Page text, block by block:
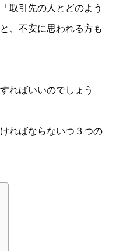
取引先の人とどのよう
、不安に思われる方も
ればいいのでしょう
ればならないつ３つの